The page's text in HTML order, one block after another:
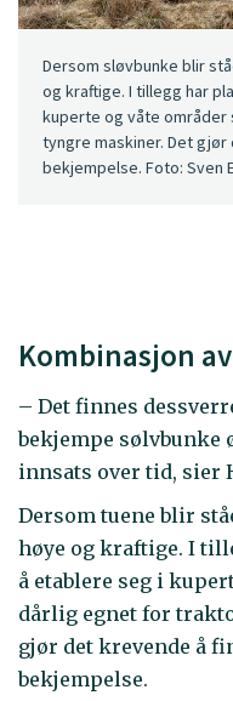
Dersom sløvbunke blir
og kraftige. I tillegg har
kuperte og våte
tyngre maskiner. Det
bekjempelse. Foto: Sven
Kombinasjon
– Det finnes
bekjempe sølvbunke
innsats over tid, sier
Dersom tuene blir
høye og kraftige. I
å etablere seg i
dårlig egnet for
gjør det krevende å
bekjempelse.